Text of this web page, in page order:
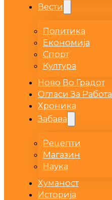
Вести
Политика
Економија
Спорт
Култура
Ново Во Градот
Огласи За Работа
Хроника
Забава
Рецепти
Магазин
Наука
Хуманост
Историја